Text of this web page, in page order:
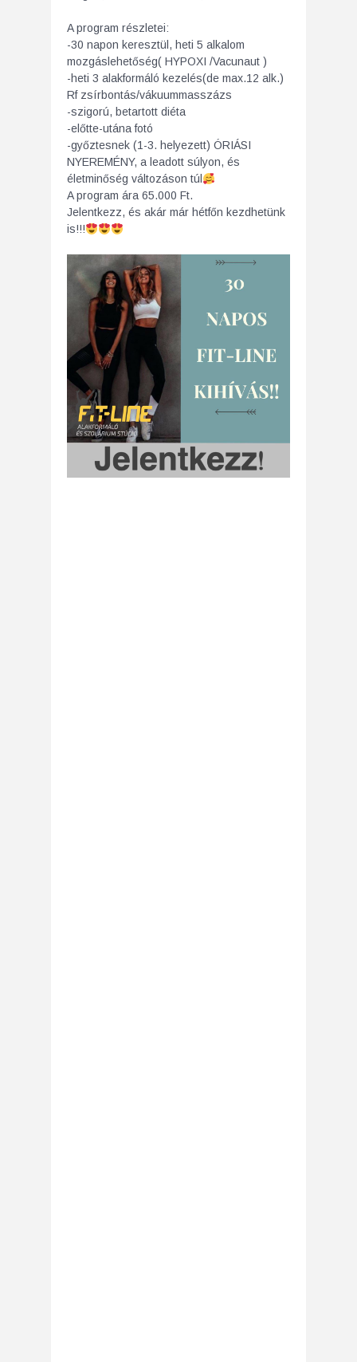
A program részletei:
-30 napon keresztül, heti 5 alkalom
mozgáslehetőség( HYPOXI /Vacunaut )
-heti 3 alakformáló kezelés(de max.12 alk.)
Rf zsírbontás/vákuummasszázs
-szigorú, betartott diéta
-előtte-utána fotó
-győztesnek (1-3. helyezett) ÓRIÁSI
NYEREMÉNY, a leadott súlyon, és
életminőség változáson túl
A program ára 65.000 Ft.
Jelentkezz, és akár már hétfőn kezdhetünk
is!!!